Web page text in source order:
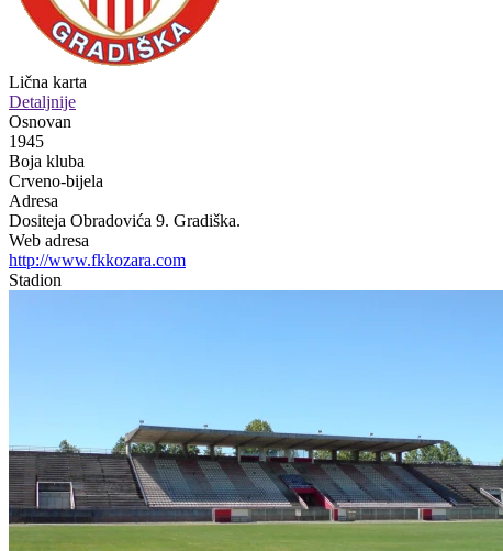
Lična karta
Detaljnije
Osnovan
1945
Boja kluba
Crveno-bijela
Adresa
Dositeja Obradovića 9. Gradiška.
Web adresa
http://www.fkkozara.com
Stadion